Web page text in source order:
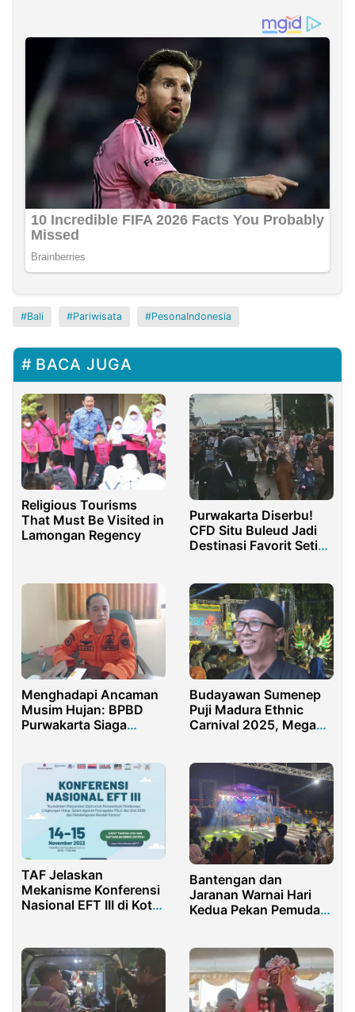
Bali Pariwisata PesonaIndonesia
BACA JUGA
Religious Tourisms
That Must Be Visited in
Lamongan Regency
Purwakarta Diserbu!
CFD Situ Buleud Jadi
Destinasi Favorit Setiap
Menghadapi Ancaman
Musim Hujan: BPBD
Purwakarta Siaga
Budayawan Sumenep
Puji Madura Ethnic
Carnival 2025, Megah
TAF Jelaskan
Mekanisme Konferensi
Nasional EFT III di Kota
Bantengan dan
Jaranan Warnai Hari
Kedua Pekan Pemuda